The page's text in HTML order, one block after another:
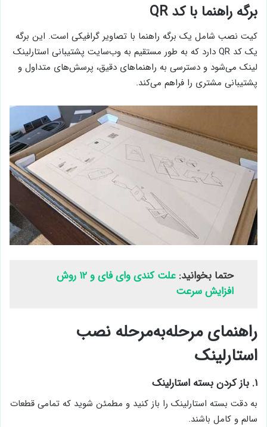
برگه راهنما با کد QR
کیت نصب شامل یک برگه راهنما با تصاویر گرافیکی است. این برگه
یک کد QR دارد که به طور مستقیم به وب‌سایت پشتیبانی استارلینک
لینک می‌شود و دسترسی به راهنماهای دقیق، پرسش‌های متداول و
پشتیبانی مشتری را فراهم می‌کند.
حتما بخوانید:
علت کندی وای فای و ۱۲ روش
افزایش سرعت
راهنمای مرحله‌به‌مرحله نصب
استارلینک
۱. باز کردن بسته استارلینک
به دقت بسته استارلینک را باز کنید و مطمئن شوید که تمامی قطعات
سالم و کامل باشند.